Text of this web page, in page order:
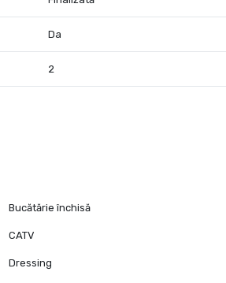
Da
2
Bucătărie închisă
CATV
Dressing